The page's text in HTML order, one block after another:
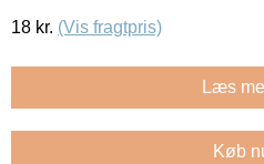
18 kr. (Vis fragtpris)
Læs
Køb